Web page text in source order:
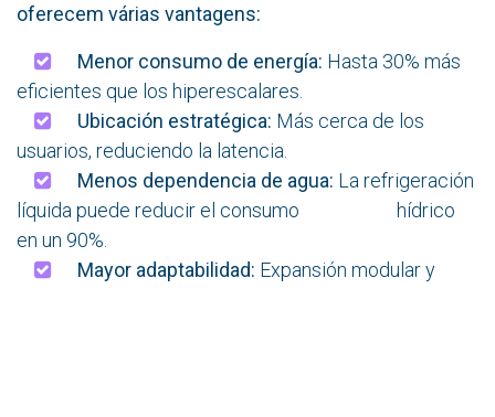
oferecem várias vantagens:
Menor consumo de energía: Hasta 30% más
eficientes que los hiperescalares.
Ubicación estratégica: Más cerca de los
usuarios, reduciendo la latencia.
Menos dependencia de agua: La refrigeración
líquida puede reducir el consumo hídrico
en un 90%.
Mayor adaptabilidad: Expansión modular y